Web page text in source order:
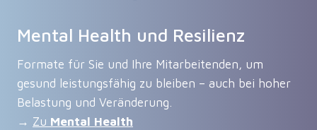
Mental Health und Resilienz
Formate für Sie und Ihre Mitarbeitenden, um
gesund leistungsfähig zu bleiben – auch bei hoher
Belastung und Veränderung.
→ Zu Mental Health